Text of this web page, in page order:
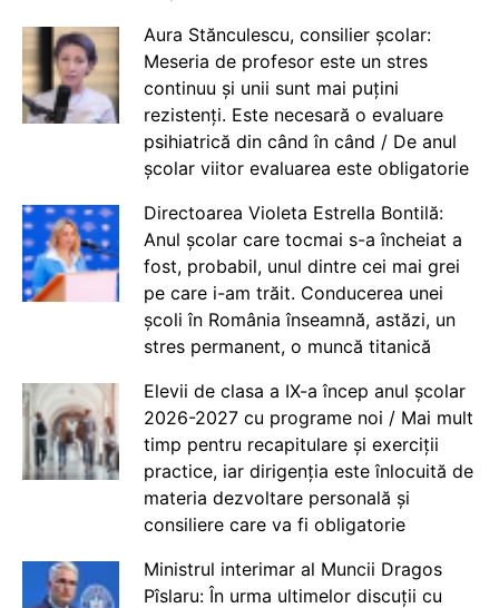
Aura Stănculescu, consilier școlar:
Meseria de profesor este un stres
continuu și unii sunt mai puțini
rezistenți. Este necesară o evaluare
psihiatrică din când în când / De anul
școlar viitor evaluarea este obligatorie
Directoarea Violeta Estrella Bontilă:
Anul școlar care tocmai s-a încheiat a
fost, probabil, unul dintre cei mai grei
pe care i-am trăit. Conducerea unei
școli în România înseamnă, astăzi, un
stres permanent, o muncă titanică
Elevii de clasa a IX-a încep anul școlar
2026-2027 cu programe noi / Mai mult
timp pentru recapitulare și exerciții
practice, iar dirigenția este înlocuită de
materia dezvoltare personală și
consiliere care va fi obligatorie
Ministrul interimar al Muncii Dragos
Pîslaru: În urma ultimelor discuții cu